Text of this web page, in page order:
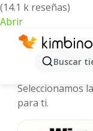
(14.1 k reseñas)
Abrir
Buscar
Copala -
Seleccionamos
para ti.